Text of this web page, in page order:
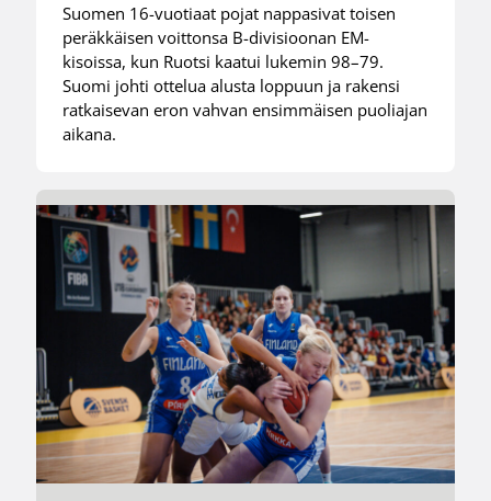
Suomen 16-vuotiaat pojat nappasivat toisen
peräkkäisen voittonsa B-divisioonan EM-
kisoissa, kun Ruotsi kaatui lukemin 98–79.
Suomi johti ottelua alusta loppuun ja rakensi
ratkaisevan eron vahvan ensimmäisen puoliajan
aikana.